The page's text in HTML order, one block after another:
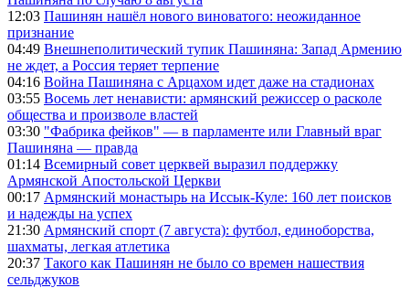
12:03 Пашинян нашёл нового виноватого: неожиданное
признание
04:49 Внешнеполитический тупик Пашиняна: Запад Армению
не ждет, а Россия теряет терпение
04:16 Война Пашиняна с Арцахом идет даже на стадионах
03:55 Восемь лет ненависти: армянский режиссер о расколе
общества и произволе властей
03:30 "Фабрика фейков" — в парламенте или Главный враг
Пашиняна — правда
01:14 Всемирный совет церквей выразил поддержку
Армянской Апостольской Церкви
00:17 Армянский монастырь на Иссык-Куле: 160 лет поисков
и надежды на успех
21:30 Армянский спорт (7 августа): футбол, единоборства,
шахматы, легкая атлетика
20:37 Такого как Пашинян не было со времен нашествия
сельджуков